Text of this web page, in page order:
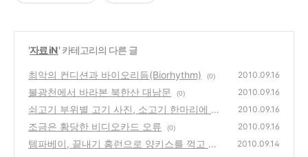
'자료 iN' 카테고리의 다른 글
최악의 컨디션과 바이오리듬(Biorhythm) (0) 2010.09.16
불광천에서 바라본 북한산 대남문 (0) 2010.09.16
쇠고기 부위별 고기 사진, 소고기 한마리에 정
말 다양한 종류가!
(2)
2010.09.16
조금은 황당한 비디오카드 오류 (0) 2010.09.16
템파베이, 끝내기 홈런으로 양키스를 꺽고 동
2010.09.14